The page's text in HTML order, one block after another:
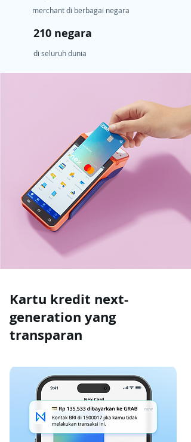
merchant di berbagai negara
210 negara
di seluruh dunia
Kartu kredit next-
generation yang
transparan